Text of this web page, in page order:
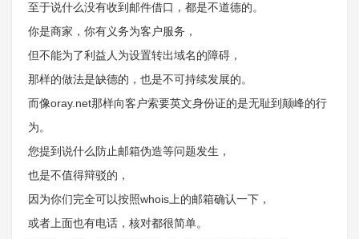
至于说什么没有收到邮件借口，都是不道德的。
你是商家，你有义务为客户服务，
但不能为了利益人为设置转出域名的障碍，
那样的做法是缺德的，也是不可持续发展的。
而像oray.net那样向客户索要英文身份证的是无耻到颠峰的行
为。
您提到说什么防止邮箱伪造等问题发生，
也是不值得辩驳的，
因为你们完全可以按照whois上的邮箱确认一下，
或者上面也有电话，核对都很简单。